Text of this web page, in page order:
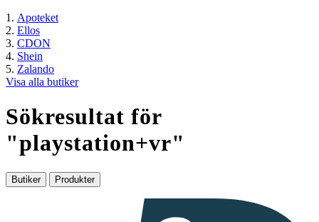
Apoteket
Ellos
CDON
Shein
Zalando
Visa alla butiker
Sökresultat för
"playstation+vr"
Butiker Produkter